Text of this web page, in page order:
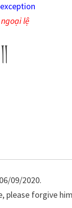
lệ
09/2020.
please forgive